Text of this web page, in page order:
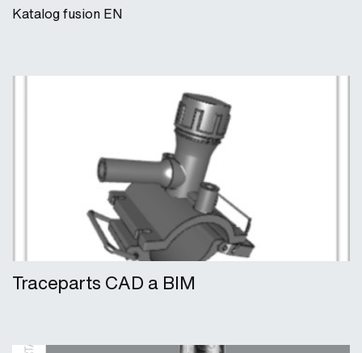
Katalog fusion EN
Traceparts CAD a BIM